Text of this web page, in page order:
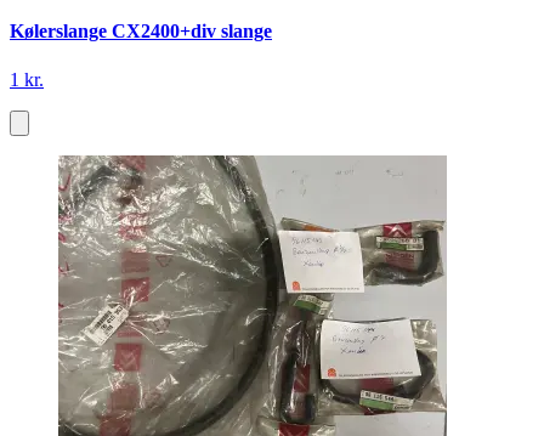
Kølerslange CX2400+div slange
1 kr.